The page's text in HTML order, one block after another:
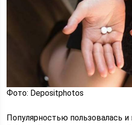
Фото: Depositphotos
Популярностью пользовалась и